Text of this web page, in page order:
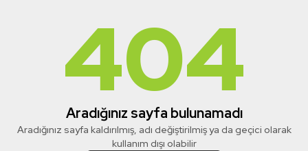
404
Aradığınız sayfa bulunamadı
Aradığınız sayfa kaldırılmış, adı değiştirilmiş ya da geçici olarak
kullanım dışı olabilir